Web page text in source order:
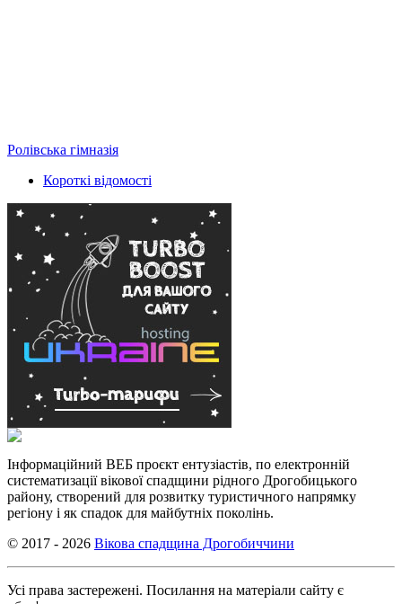
Ролівська гімназія
Короткі відомості
Інформаційний ВЕБ проєкт ентузіастів, по електронній
систематизації вікової спадщини рідного Дрогобицького
району, створений для розвитку туристичного напрямку
регіону і як спадок для майбутніх поколінь.
© 2017 - 2026 Вікова спадщина Дрогобиччини
Усі права застережені. Посилання на матеріали сайту є